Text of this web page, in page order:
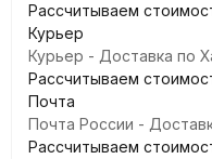
Рассчитываем
Курьер
Курьер - Доставка по
Рассчитываем
Почта
Почта России -
Рассчитываем